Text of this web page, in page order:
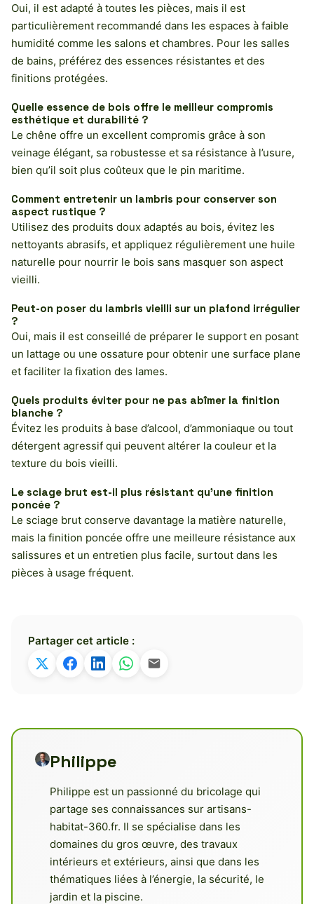
Oui, il est adapté à toutes les pièces, mais il est
particulièrement recommandé dans les espaces à faible
humidité comme les salons et chambres. Pour les salles
de bains, préférez des essences résistantes et des
finitions protégées.
Quelle essence de bois offre le meilleur compromis
esthétique et durabilité ?
Le chêne offre un excellent compromis grâce à son
veinage élégant, sa robustesse et sa résistance à l’usure,
bien qu’il soit plus coûteux que le pin maritime.
Comment entretenir un lambris pour conserver son
aspect rustique ?
Utilisez des produits doux adaptés au bois, évitez les
nettoyants abrasifs, et appliquez régulièrement une huile
naturelle pour nourrir le bois sans masquer son aspect
vieilli.
Peut-on poser du lambris vieilli sur un plafond irrégulier
?
Oui, mais il est conseillé de préparer le support en posant
un lattage ou une ossature pour obtenir une surface plane
et faciliter la fixation des lames.
Quels produits éviter pour ne pas abîmer la finition
blanche ?
Évitez les produits à base d’alcool, d’ammoniaque ou tout
détergent agressif qui peuvent altérer la couleur et la
texture du bois vieilli.
Le sciage brut est-il plus résistant qu’une finition
poncée ?
Le sciage brut conserve davantage la matière naturelle,
mais la finition poncée offre une meilleure résistance aux
salissures et un entretien plus facile, surtout dans les
pièces à usage fréquent.
Partager cet article :
Philippe
Philippe est un passionné du bricolage qui
partage ses connaissances sur artisans-
habitat-360.fr. Il se spécialise dans les
domaines du gros œuvre, des travaux
intérieurs et extérieurs, ainsi que dans les
thématiques liées à l’énergie, la sécurité, le
jardin et la piscine.